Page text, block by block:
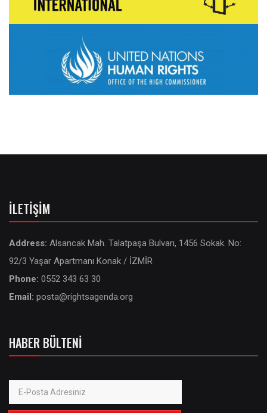
İLETIŞIM
Address: Alsancak Mah. Talatpaşa Bulvarı, 1456 Sokak. No:
92/3 Yaşar Apartmanı Konak / İZMİR
Phone: 0552 343 63 30
Email: posta@rightsagenda.org
HABER BÜLTENI